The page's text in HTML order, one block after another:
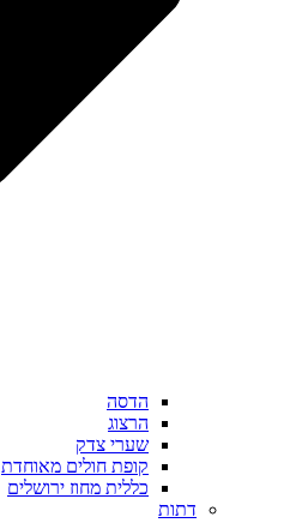
הדסה
הרצוג
שערי צדק
קופת חולים מאוחדת
כללית מחוז ירושלים
דתות